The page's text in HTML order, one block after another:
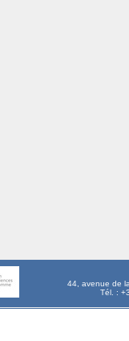
44, avenue de
Tél. :